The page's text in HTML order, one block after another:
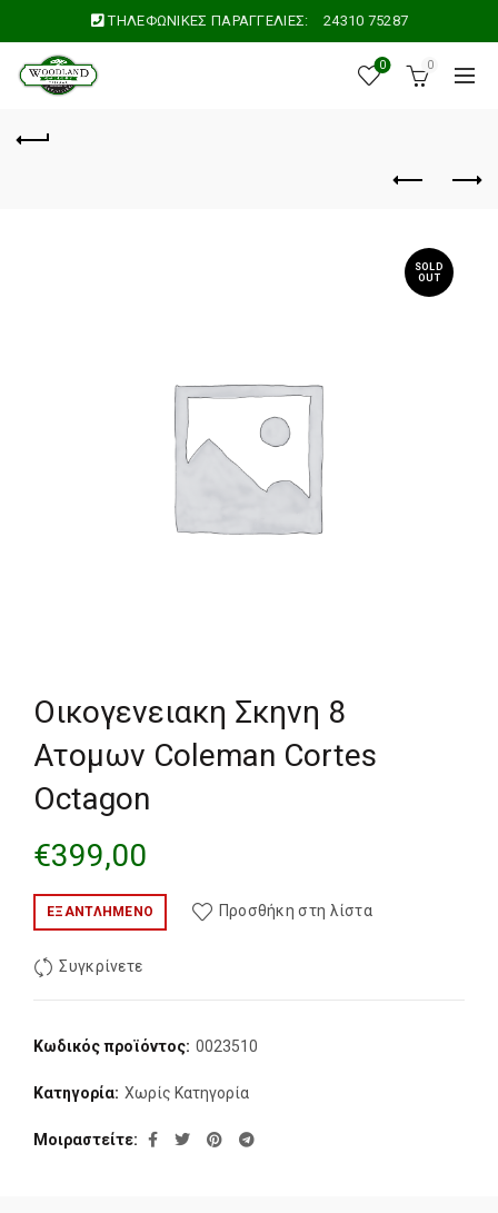
ΤΗΛΕΦΩΝΙΚΕΣ ΠΑΡΑΓΓΕΛΙΕΣ: 24310 75287
0 0
SOLD
OUT
Οικογενειακη Σκηνη 8
Ατομων Coleman Cortes
Octagon
€399,00
ΕΞΑΝΤΛΗΜΈΝΟ Προσθήκη στη λίστα
Συγκρίνετε
Κωδικός προϊόντος: 0023510
Κατηγορία: Χωρίς Κατηγορία
Μοιραστείτε